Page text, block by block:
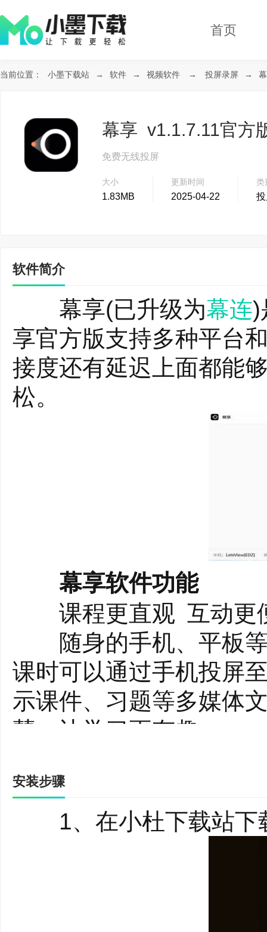
首页
当前位置： 小墨下载站 → 软件 → 视频软件 → 投屏录屏 →
幕享 v1.1.7.11官方
免费无线投屏
大小
1.83MB
更新时间
2025-04-22
类
软件简介
幕享(已升级为幕连)
享官方版支持多种平台
接度还有延迟上面都能
松。
幕享软件功能
课程更直观 互动更
随身的手机、平板等
课时可以通过手机投屏
示课件、习题等多媒体
慧，让学习更有趣。
不再携带厚厚的文件
主持公司会议、培训课
安装步骤
1、在小杜下载站下